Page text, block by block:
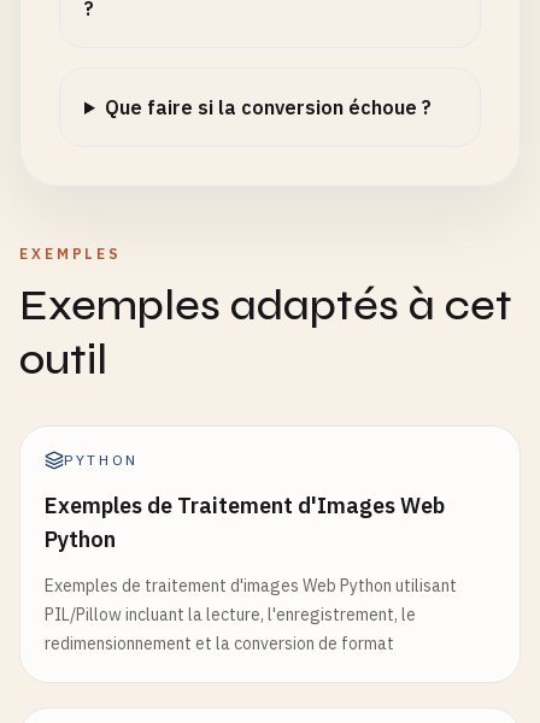
?
Que faire si la conversion échoue ?
EXEMPLES
Exemples adaptés à cet
outil
PYTHON
Exemples de Traitement d'Images Web
Python
Exemples de traitement d'images Web Python utilisant
PIL/Pillow incluant la lecture, l'enregistrement, le
redimensionnement et la conversion de format